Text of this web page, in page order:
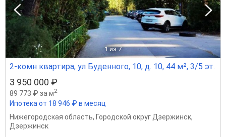
1 из 7
2-комн квартира, ул Буденного, 10, д. 10, 44 м², 3/5 эт.
3 950 000 ₽
89 773 ₽ за м2
Ипотека от 18 946 ₽ в месяц
Нижегородская область, Городской округ Дзержинск,
Дзержинск